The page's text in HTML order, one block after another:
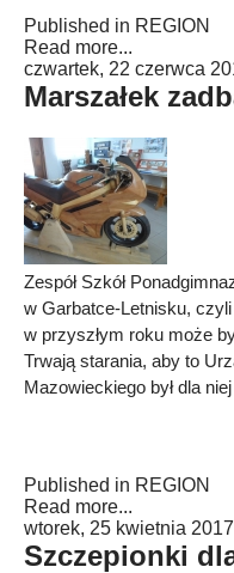
Published in REGION
Read more...
czwartek, 22 czerwca
Marszałek
Zespół Szkół
w Garbatce-Letnisku,
w przyszłym roku może
Trwają starania, aby to
Mazowieckiego był dla
Published in REGION
Read more...
wtorek, 25 kwietnia
Szczepionki